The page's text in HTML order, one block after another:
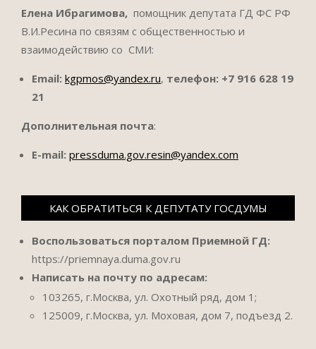
Елена Ибрагимова, помощник депутата ГД ФС РФ
В.И.Ресина по связям с общественностью и
взаимодействию со СМИ:
Email: kgpmos@yandex.ru, телефон: +7 916 628 19
21
Дополнительная почта:
E-mail: pressduma.gov.resin@yandex.com
КАК ОБРАТИТЬСЯ К ДЕПУТАТУ ГОСДУМЫ
Воспользоваться порталом Приемной ГД:
https://priemnaya.duma.gov.ru
Написать на почту по адресам:
103265, г.Москва, ул. Охотный ряд, дом 1;
125009, г.Москва, ул. Моховая, дом 7, подъезд 2.